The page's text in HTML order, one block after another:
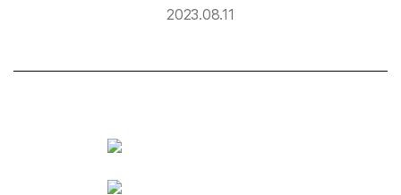
2023.08.11